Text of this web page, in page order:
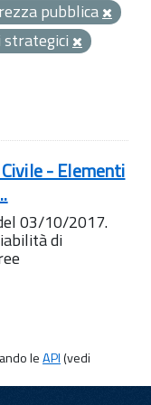
pubblica
strategici
- Elementi
03/10/2017.
di
leAPI(vedi